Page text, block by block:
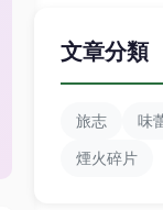
文章分類
旅志 味
煙火碎片